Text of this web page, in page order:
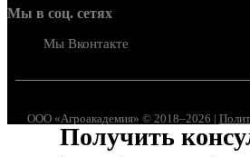
Мы в соц. сетях
Мы Вконтакте
ООО «Агроакадемия» © 2018–2026 |
Получить